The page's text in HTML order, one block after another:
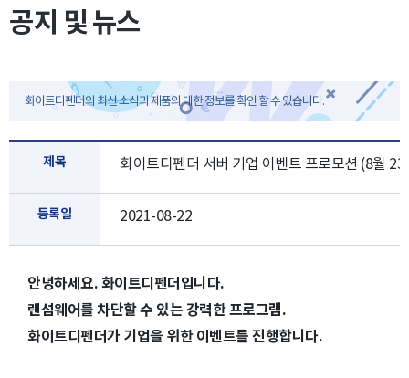
공지 및 뉴스
화이트디펜더의 최신 소식과 제품의 대한 정보를 확인 할 수 있습니다.
제목 화이트디펜더 서버 기업 이벤트 프로모션 (8월
등록일 2021-08-22
안녕하세요. 화이트디펜더입니다.
랜섬웨어를 차단할 수 있는 강력한 프로그램.
화이트디펜더가 기업을 위한 이벤트를 진행합니다.